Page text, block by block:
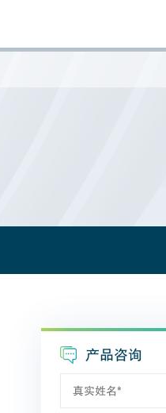
产品咨询